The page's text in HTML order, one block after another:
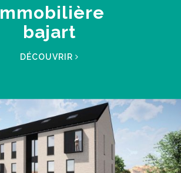
bajart
DÉCOUVRIR